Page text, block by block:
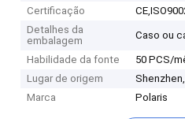
Certificação
Detalhes da
embalagem
Caso ou
Habilidade da fonte
50 PCS/
Lugar de origem
Marca
Polaris